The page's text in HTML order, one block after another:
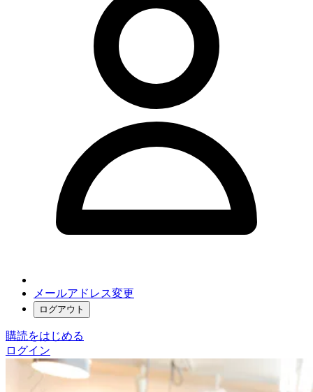
メールアドレス変更
ログアウト
購読をはじめる
ログイン